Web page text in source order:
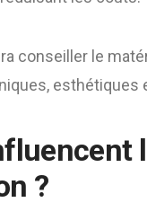
conseiller le
esthétiques
?